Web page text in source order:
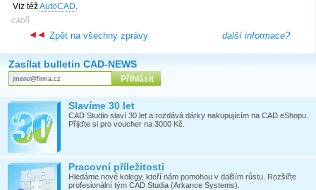
Viz téžAutoCAD.
[
CAD ]
další informace?
Zpět na všechny zprávy
Zasílat bulletin CAD-NEWS
Slavíme 30 let
CAD Studio slaví 30 let a rozdává dárky nakupujícím na CAD eShopu.
Přijďte si pro voucher na 3000 Kč.
Pracovní příležitosti
Hledáme nové kolegy, kteří nám pomohou v dalším růstu. Rozšiřte
profesionální tým CAD Studia (Arkance Systems).